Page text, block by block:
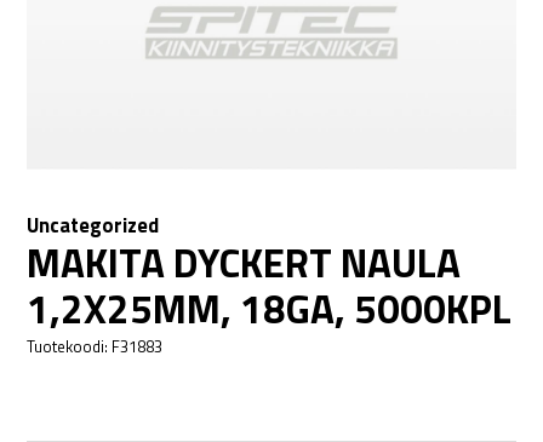
Uncategorized
MAKITA DYCKERT NAULA
1,2X25MM, 18GA, 5000KPL
Tuotekoodi: F31883